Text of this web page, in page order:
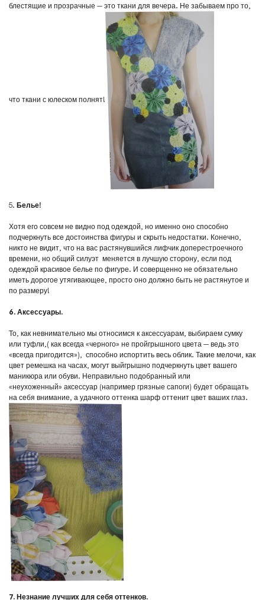
блестящие и прозрачные — это ткани для вечера. Не забываем про то,
что ткани с юлеском полнят!
5. Белье!
Хотя его совсем не видно под одеждой, но именно оно способно
подчеркнуть все достоинства фигуры и скрыть недостатки. Конечно,
никто не видит, что на вас растянувшийся лифчик доперестроечного
времени, но общий силуэт меняется в лучшую сторону, если под
одеждой красивое белье по фигуре. И соверщенно не обязательно
иметь дорогое утягивающее, просто оно должно быть не растянутое и
по размеру!
6. Аксессуары.
То, как невнимательно мы относимся к аксессуарам, выбираем сумку
или туфли,( как всегда «черного» не пройгрышного цвета — ведь это
«всегда пригодится»), способно испортить весь облик. Такие мелочи, как
цвет ремешка на часах, могут выйгрышно подчеркнуть цвет вашего
маникюра или обуви. Неправильно подобранный или
«неухоженный» аксессуар (например грязные сапоги) будет обращать
на себя внимание, а удачного оттенка шарф оттенит цвет ваших глаз.
7. Незнание лучших для себя оттенков.